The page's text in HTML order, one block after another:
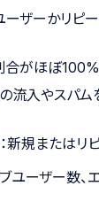
ザーかリピー
合がほぼ
流入やスパム
新規またはリ
ユーザー数、